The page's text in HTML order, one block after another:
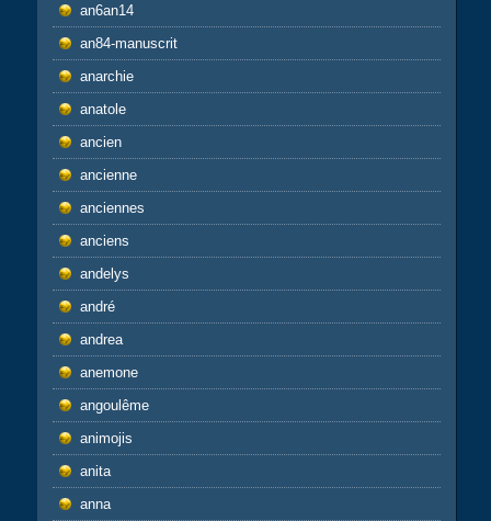
an6an14
an84-manuscrit
anarchie
anatole
ancien
ancienne
anciennes
anciens
andelys
andré
andrea
anemone
angoulême
animojis
anita
anna